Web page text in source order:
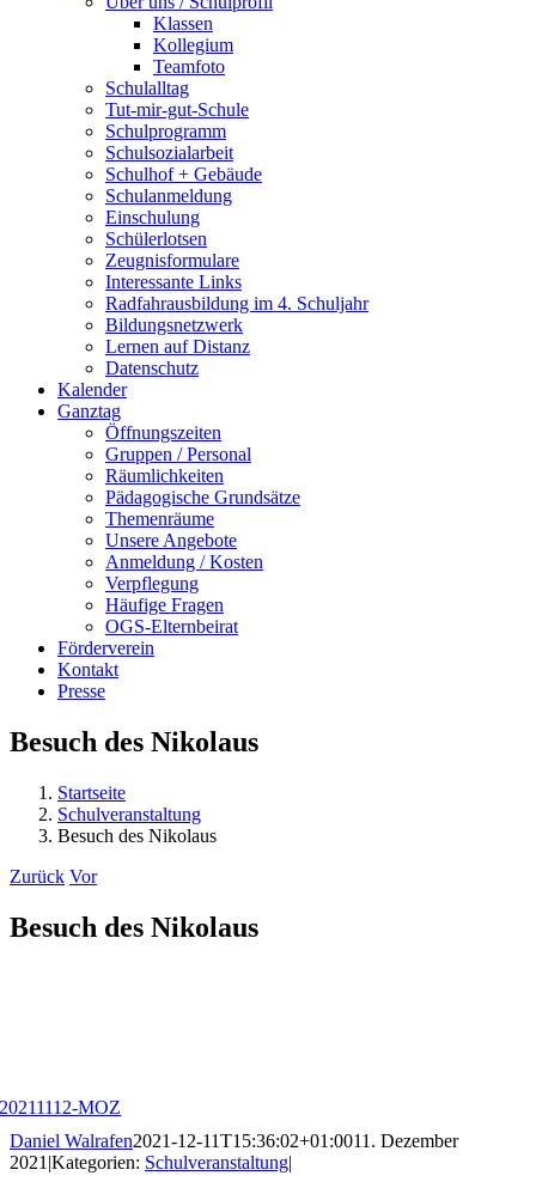
Klassen
Kollegium
Teamfoto
Schulalltag
Tut-mir-gut-Schule
Schulprogramm
Schulsozialarbeit
Schulhof + Gebäude
Schulanmeldung
Einschulung
Schülerlotsen
Zeugnisformulare
Interessante Links
Radfahrausbildung im 4. Schuljahr
Bildungsnetzwerk
Lernen auf Distanz
Datenschutz
Kalender
Ganztag
Öffnungszeiten
Gruppen / Personal
Räumlichkeiten
Pädagogische Grundsätze
Themenräume
Unsere Angebote
Anmeldung / Kosten
Verpflegung
Häufige Fragen
OGS-Elternbeirat
Förderverein
Kontakt
Presse
Besuch des Nikolaus
Startseite
Schulveranstaltung
Besuch des Nikolaus
Zurück Vor
Besuch des Nikolaus
20211112-MOZ
Daniel Walrafen2021-12-11T15:36:02+01:0011. Dezember
2021 |Kategorien: Schulveranstaltung|